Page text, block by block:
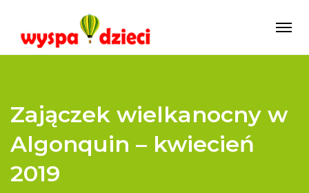
Zajączek wielkanocny w
Algonquin – kwiecień
2019